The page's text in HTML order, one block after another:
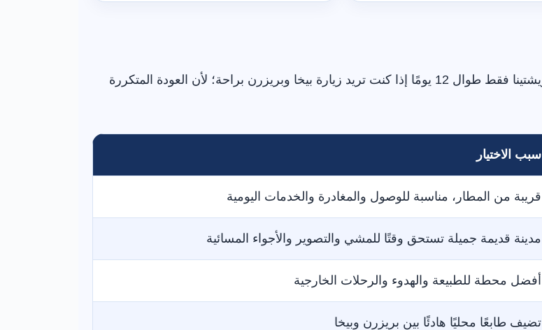
توزيع الليالي هو أساس نجاح البرنامج. لا ننصح بالسكن في بريشتينا فقط طوال 12 يومًا إذا كنت تريد زيارة بيخا وبريزرن براحة؛ لأن العودة المتكررة
سبب الاختيار
قريبة من المطار، مناسبة للوصول والمغادرة والخدمات اليومية
مدينة قديمة جميلة تستحق وقتًا للمشي والتصوير والأجواء المسائية
أفضل محطة للطبيعة والهدوء والرحلات الخارجية
تضيف طابعًا محليًا هادئًا بين بريزرن وبيخا